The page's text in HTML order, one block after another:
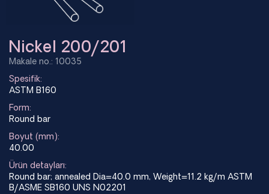
Nickel 200/201
Makale no.: 10035
Spesifik:
ASTM B160
Form:
Round bar
Boyut (mm):
40.00
Ürün detayları:
Round bar; annealed Dia=40.0 mm, Weight=11.2 kg/m ASTM
B/ASME SB160 UNS N02201